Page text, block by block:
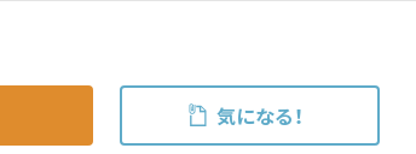
気になる！